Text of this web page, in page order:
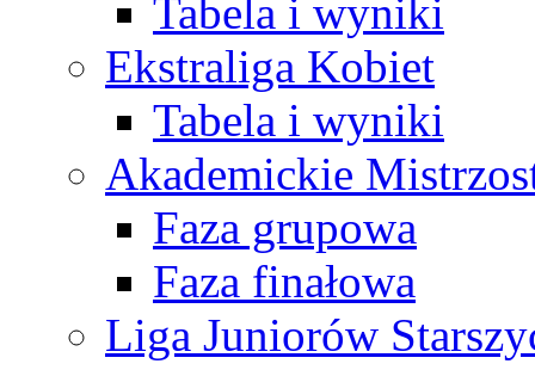
Tabela i wyniki
Ekstraliga Kobiet
Tabela i wyniki
Akademickie
Faza grupowa
Faza finałowa
Liga Juniorów